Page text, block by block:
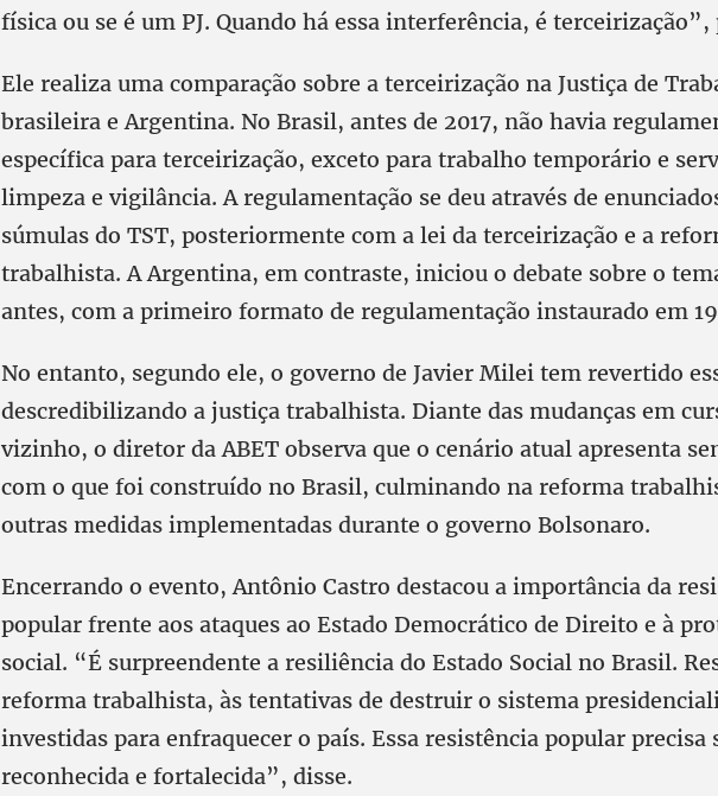
física ou se é um PJ. Quando há essa interferência, é terceirização”,
Ele realiza uma comparação sobre a terceirização na Justiça de
brasileira e Argentina. No Brasil, antes de 2017, não havia
específica para terceirização, exceto para trabalho temporário e
limpeza e vigilância. A regulamentação se deu através de
súmulas do TST, posteriormente com a lei da terceirização e a
trabalhista. A Argentina, em contraste, iniciou o debate sobre o
antes, com a primeiro formato de regulamentação instaurado em
No entanto, segundo ele, o governo de Javier Milei tem revertido
descredibilizando a justiça trabalhista. Diante das mudanças em
vizinho, o diretor da ABET observa que o cenário atual apresenta
com o que foi construído no Brasil, culminando na reforma
outras medidas implementadas durante o governo Bolsonaro.
Encerrando o evento, Antônio Castro destacou a importância da
popular frente aos ataques ao Estado Democrático de Direito e à
social. “É surpreendente a resiliência do Estado Social no Brasil.
reforma trabalhista, às tentativas de destruir o sistema
investidas para enfraquecer o país. Essa resistência popular precisa
reconhecida e fortalecida”, disse.